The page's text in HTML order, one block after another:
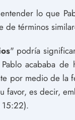
lo que
de términos
" podría
acababa de
por medio de la
favor, es decir,
15:22).